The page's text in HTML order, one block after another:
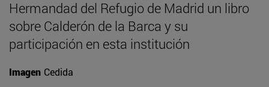
Hermandad del Refugio de Madrid un libro
sobre Calderón de la Barca y su
participación en esta institución
Imagen Cedida